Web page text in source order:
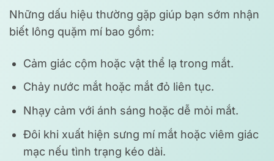
Những dấu hiệu thường gặp giúp bạn sớm nhận
biết lông quặm mí bao gồm:
Cảm giác cộm hoặc vật thể lạ trong mắt.
Chảy nước mắt hoặc mắt đỏ liên tục.
Nhạy cảm với ánh sáng hoặc dễ mỏi mắt.
Đôi khi xuất hiện sưng mí mắt hoặc viêm giác
mạc nếu tình trạng kéo dài.